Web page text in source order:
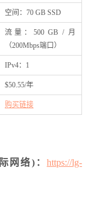
空间：70 GB SSD
流量：500 GB / 月
（200Mbps端口）
IPv4：1
$50.55/年
购买链接
网络)： https://lg-